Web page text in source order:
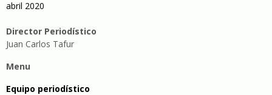
abril 2020
Director Periodístico
Juan Carlos Tafur
Menu
Equipo periodístico